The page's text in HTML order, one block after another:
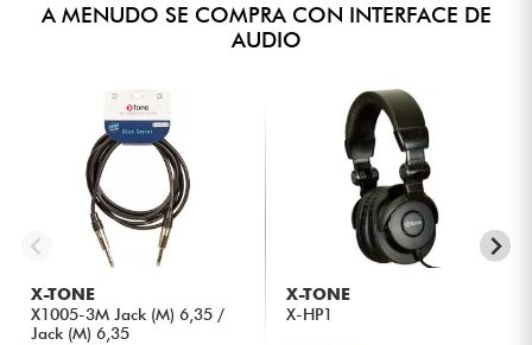
A MENUDO SE COMPRA CON INTERFACE DE
AUDIO
X-TONE
X1005-3M Jack (M) 6,35 /
Jack (M) 6,35
X-TONE
X-HP1